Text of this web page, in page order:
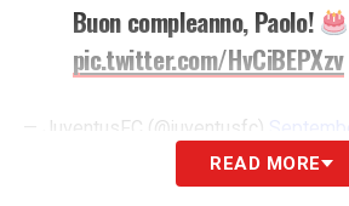
Buon compleanno, Paolo!
pic.twitter.com/HvCiBEPXzv
— JuventusFC (@juventusfc)
De Ceglie alla Juve ha
READ MORE